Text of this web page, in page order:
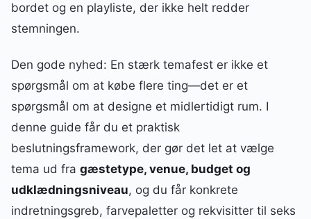
bordet og en playliste, der ikke helt redder
stemningen.
Den gode nyhed: En stærk temafest er ikke et
spørgsmål om at købe flere ting—det er et
spørgsmål om at designe et midlertidigt rum. I
denne guide får du et praktisk
beslutningsframework, der gør det let at vælge
tema ud fra gæstetype, venue, budget og
udklædningsniveau, og du får konkrete
indretningsgreb, farvepaletter og rekvisitter til seks